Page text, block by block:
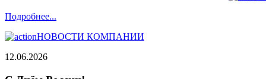
Подробнее...
НОВОСТИ КОМПАНИИ
12.06.2026